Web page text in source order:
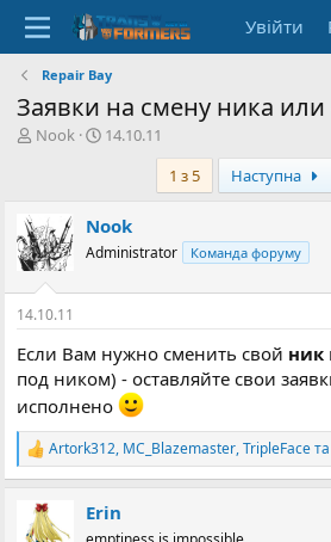
Увійти
Repair Bay
Заявки на смену ника или
А
т
е
м
и
Nook
Д
с
в
е
н
н
я
14.10.11
1 з 5
Наступна
Nook
Administrator Команда форуму
14.10.11
Если Вам нужно сменить свой ник
под ником) - оставляйте свои
исполнено
Р
е
ц
Artork312, MC_Blazemaster,TripleFace
Erin